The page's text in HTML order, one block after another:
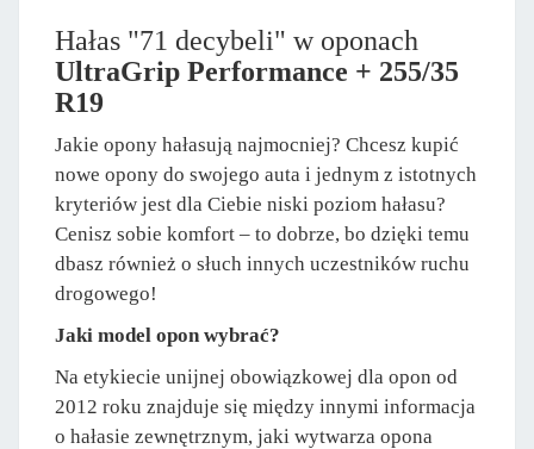
Hałas "71 decybeli" w oponach
UltraGrip Performance + 255/35
R19
Jakie opony hałasują najmocniej? Chcesz kupić
nowe opony do swojego auta i jednym z istotnych
kryteriów jest dla Ciebie niski poziom hałasu?
Cenisz sobie komfort – to dobrze, bo dzięki temu
dbasz również o słuch innych uczestników ruchu
drogowego!
Jaki model opon wybrać?
Na etykiecie unijnej obowiązkowej dla opon od
2012 roku znajduje się między innymi informacja
o hałasie zewnętrznym, jaki wytwarza opona